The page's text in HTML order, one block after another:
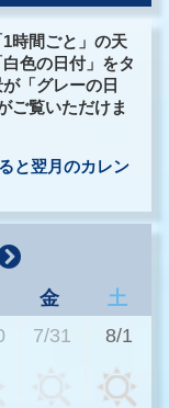
時間ごと」の天
色の日付」をタ
「グレーの日
ご覧いただけま
と翌月のカレン
金
土
7/31 8/1